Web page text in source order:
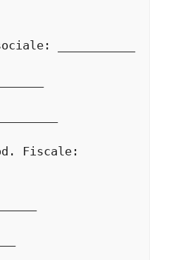
___________
Fiscale: